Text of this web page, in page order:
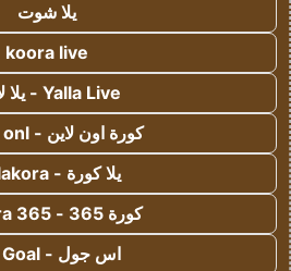
يلا شوت
koora live
Yalla Live - يلا لايف
كورة اون لاين - koora onl
يلا كورة - yallakora
كورة 365 - kooora 365
اس جول - AS Goal